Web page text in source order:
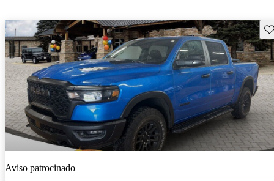
Aviso patrocinado